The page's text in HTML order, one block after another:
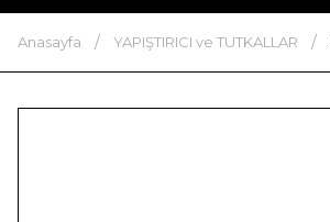
Anasayfa YAPIŞTIRICI ve TUTKALLAR